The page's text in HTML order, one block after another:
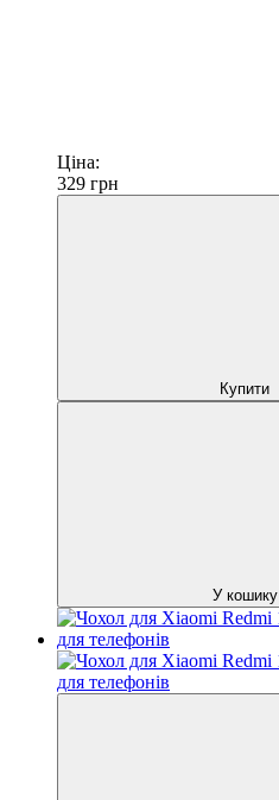
Ціна:
329 грн
Купити
У кошику